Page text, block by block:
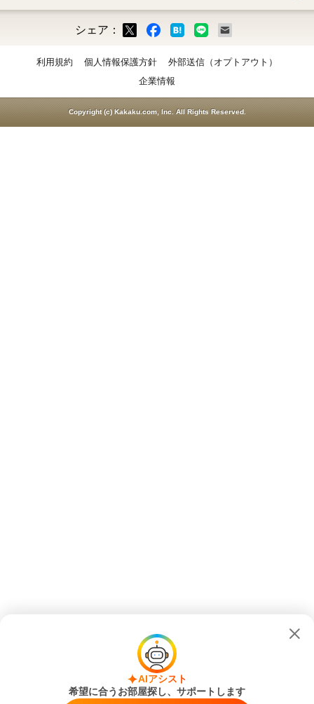
AIアシスト
希望に合うお部屋探し、サポートします
シェア：
利用規約 個人情報保護方針
外部送信（オプトアウト）
企業情報
Copyright (c) Kakaku.com, Inc. All Rights Reserved.